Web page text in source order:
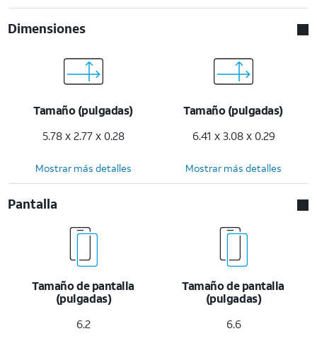
Dimensiones
Tamaño (pulgadas)
5.78 x 2.77 x 0.28
Tamaño (pulgadas)
6.41 x 3.08 x 0.29
Mostrar más detalles Mostrar más detalles
Pantalla
Tamaño de pantalla
(pulgadas)
6.2
Tamaño de pantalla
(pulgadas)
6.6